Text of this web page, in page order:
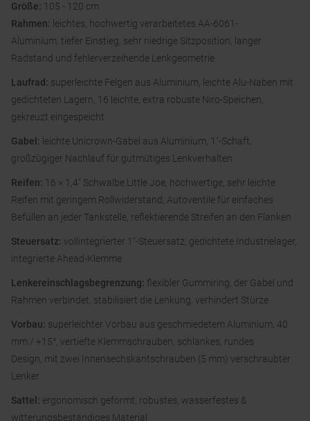
Größe: 105 - 120 cm
Rahmen: leichtes, hochwertig verarbeitetes AA-6061-
Aluminium, tiefer Einstieg, sehr niedrige Sitzposition, langer
Radstand und fehlerverzeihende Lenkgeometrie
Laufrad: superleichte Felgen aus Aluminium, leichte Alu-Naben mit
gedichteten Lagern, 16 leichte, extra robuste Niro-Speichen,
gekreuzt eingespeicht
Gabel: leichte Unicrown-Gabel aus Aluminium, 1″-Schaft,
großzügiger Nachlauf für gutmütiges Lenkverhalten
Reifen: 16 × 1,4″ Schwalbe Little Joe, hochwertige, sehr leichte
Reifen mit geringem Rollwiderstand, Autoventile für einfaches
Befüllen an jeder Tankstelle, reflektierende Streifen an den Flanken
Steuersatz: vollintegrierter 1″-Steuersatz, gedichtete Industrielager,
integrierte Ahead-Klemme
Lenkereinschlagsbegrenzung: flexibler Gummiring, der Gabel und
Rahmen verbindet, stabilisiert die Lenkung, verhindert Stürze
Vorbau: superleichter Vorbau aus geschmiedetem Aluminium, 40
mm / +15°, vertiefte Klemmschrauben, schlankes, rundes
Design, mit zwei Innensechskantschrauben (5 mm) verschraubter
Lenker
Sattel: ergonomisch geformt, robustes, wasserfestes &
witterungsbeständiges Material